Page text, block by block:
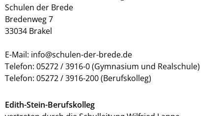
Schulen der Brede
Bredenweg 7
33034 Brakel
E-Mail: info@schulen-der-brede.de
Telefon: 05272 / 3916-0 (Gymnasium und Realschule)
Telefon: 05272 / 3916-200 (Berufskolleg)
Edith-Stein-Berufskolleg